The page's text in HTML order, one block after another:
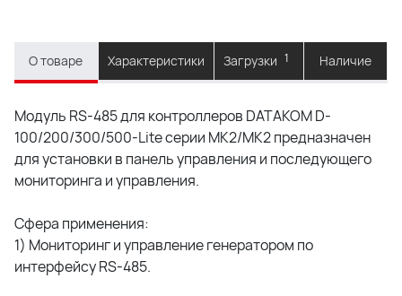
О товаре Характеристики Загрузки 1 Наличие
Модуль RS-485 для контроллеров DATAKOM D-
100/200/300/500-Lite серии MK2/MK2 предназначен
для установки в панель управления и последующего
мониторинга и управления.
Сфера применения:
1) Мониторинг и управление генератором по
интерфейсу RS-485.